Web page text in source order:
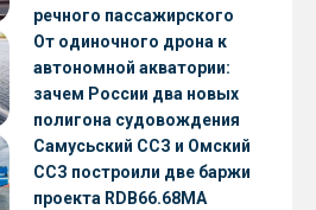
речного пассажирского
предприятия
От одиночного дрона к
автономной акватории:
зачем России два новых
полигона судовождения
Самусьский ССЗ и Омский
ССЗ построили две баржи
проекта RDB66.68МА